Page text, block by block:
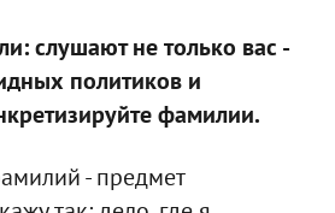
слушают не только вас -
политиков и
фамилии.
- предмет